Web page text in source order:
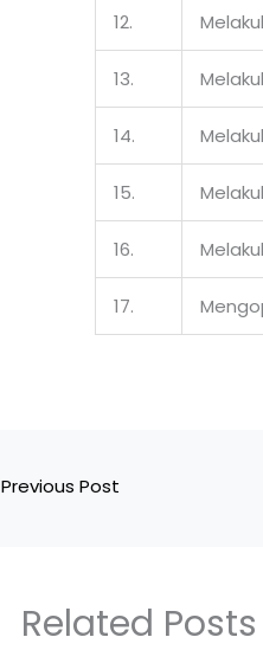
12.
13.
14.
15.
16.
17.
Previous Post
Related Posts